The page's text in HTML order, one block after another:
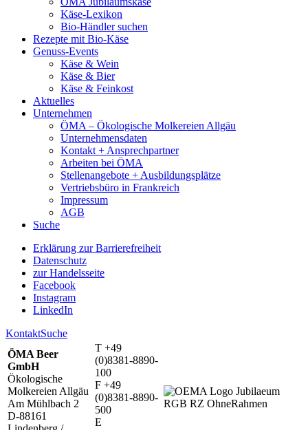
Käse-Lexikon
Bio-Händler suchen
Rezepte mit Bio-Käse
Genuss-Events
Käse & Wein
Käse & Bier
Käse & Feinkost
Aktuelles
Unternehmen
ÖMA – Ökologische Molkereien Allgäu
Unternehmensdaten
Kontakt + Ansprechpartner
Arbeiten bei ÖMA
Stellenangebote + Ausbildungsplätze
Vertriebsbüro in Frankreich
Impressum
AGB
Suche
Erklärung zur Barrierefreiheit
Datenschutz
zur Handelsseite
Facebook
Instagram
LinkedIn
KontaktSuche
ÖMA Beer
GmbH
Ökologische
Molkereien Allgäu
Am Mühlbach 2
D-88161
T +49
(0)8381-8890-
100
F +49
(0)8381-8890-
500
E